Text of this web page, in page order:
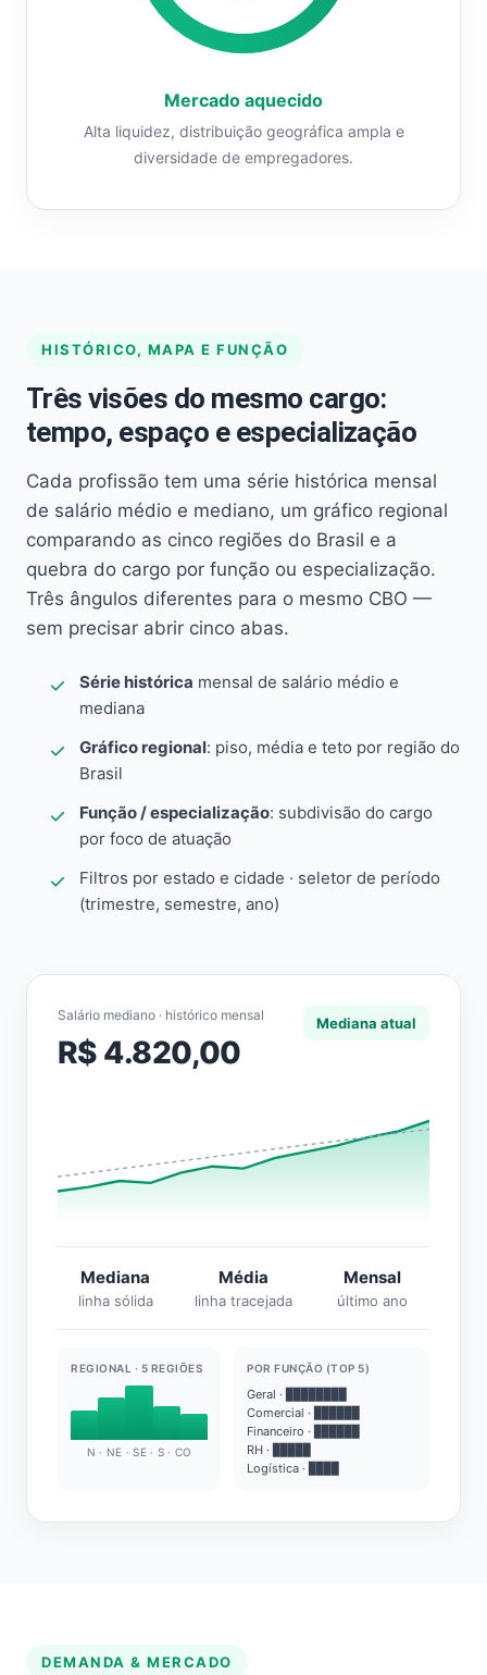
Mercado aquecido
Alta liquidez, distribuição geográfica ampla e
diversidade de empregadores.
HISTÓRICO, MAPA E FUNÇÃO
Três visões do mesmo cargo:
tempo, espaço e especialização
Cada profissão tem uma série histórica mensal
de salário médio e mediano, um gráfico regional
comparando as cinco regiões do Brasil e a
quebra do cargo por função ou especialização.
Três ângulos diferentes para o mesmo CBO —
sem precisar abrir cinco abas.
Série histórica mensal de salário médio e
mediana
Gráfico regional: piso, média e teto por região do
Brasil
Função / especialização: subdivisão do cargo
por foco de atuação
Filtros por estado e cidade · seletor de período
(trimestre, semestre, ano)
Salário mediano · histórico mensal
R$ 4.820,00
Mediana atual
Mediana
linha sólida
Média
linha tracejada
Mensal
último ano
REGIONAL · 5 REGIÕES
N · NE · SE · S · CO
POR FUNÇÃO (TOP 5)
Geral · ████████
Comercial · ██████
Financeiro · ██████
RH · █████
Logística · ████
DEMANDA & MERCADO